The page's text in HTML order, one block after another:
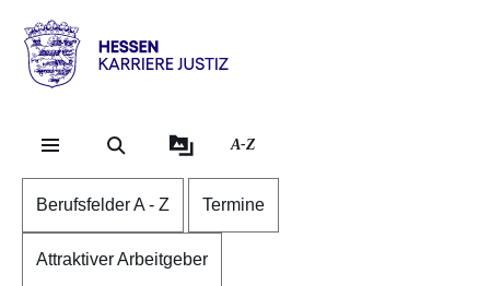
karriere.justiz
hessen.de
A-Z
Berufsfelder A - Z Termine
Attraktiver Arbeitgeber